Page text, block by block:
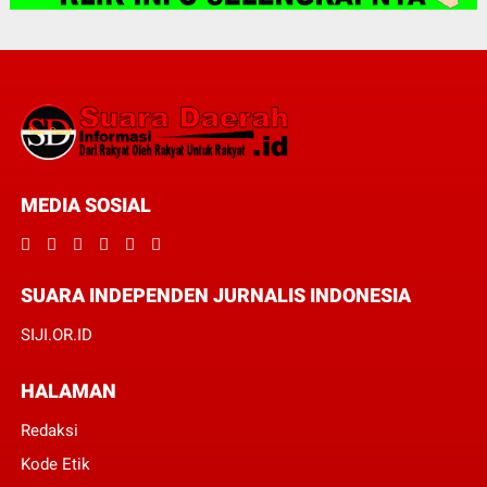
MEDIA SOSIAL
SUARA INDEPENDEN JURNALIS INDONESIA
SIJI.OR.ID
HALAMAN
Redaksi
Kode Etik